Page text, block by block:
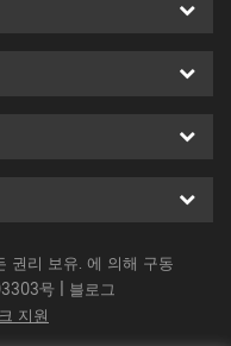
리 보유. 에 의해 구동
号| 블로그
지원